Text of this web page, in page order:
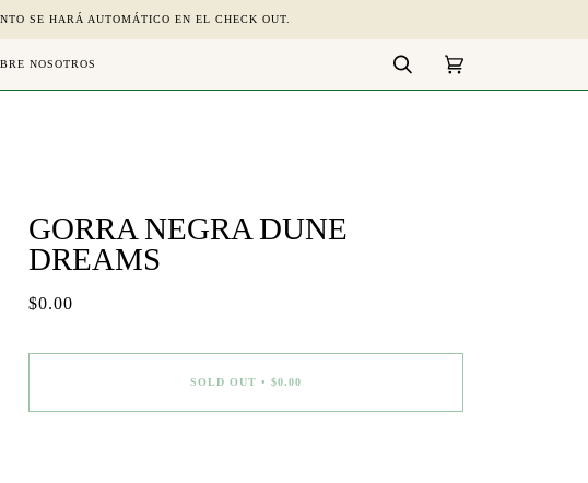
SE HARÁ AUTOMÁTICO EN EL CHECK OUT.
NOSOTROS
Search Cart
GORRA NEGRA DUNE
DREAMS
$0.00
SOLD OUT • $0.00